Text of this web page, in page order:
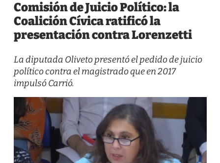
Comisión de Juicio Político: la
Coalición Cívica ratificó la
presentación contra Lorenzetti
La diputada Oliveto presentó el pedido de juicio
político contra el magistrado que en 2017
impulsó Carrió.